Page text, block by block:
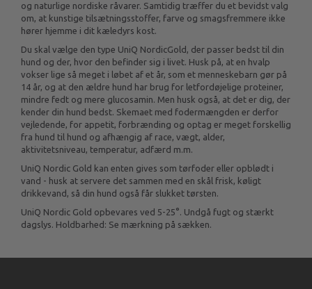
og naturlige nordiske råvarer. Samtidig træffer du et bevidst valg
om, at kunstige tilsætningsstoffer, farve og smagsfremmere ikke
hører hjemme i dit kæledyrs kost.
Du skal vælge den type UniQ NordicGold, der passer bedst til din
hund og der, hvor den befinder sig i livet. Husk på, at en hvalp
vokser lige så meget i løbet af et år, som et menneskebarn gør på
14 år, og at den ældre hund har brug for letfordøjelige proteiner,
mindre fedt og mere glucosamin. Men husk også, at det er dig, der
kender din hund bedst. Skemaet med fodermængden er derfor
vejledende, for appetit, forbrænding og optag er meget forskellig
fra hund til hund og afhængig af race, vægt, alder,
aktivitetsniveau, temperatur, adfærd m.m.
UniQ Nordic Gold kan enten gives som tørfoder eller opblødt i
vand - husk at servere det sammen med en skål frisk, køligt
drikkevand, så din hund også får slukket tørsten.
UniQ Nordic Gold opbevares ved 5-25°. Undgå fugt og stærkt
dagslys. Holdbarhed: Se mærkning på sækken.